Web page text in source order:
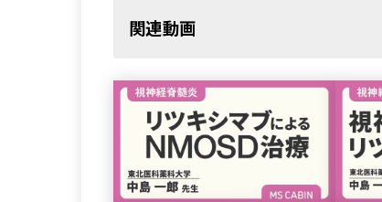
関連動画